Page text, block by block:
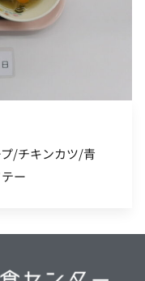
/チキンカツ/青
ー